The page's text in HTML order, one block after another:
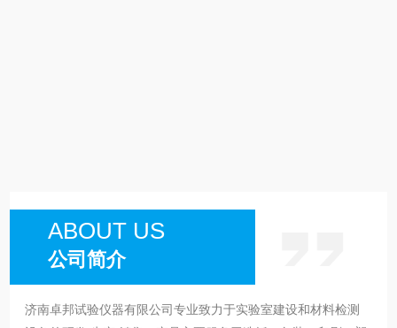
ABOUT US
公司简介
济南卓邦试验仪器有限公司专业致力于实验室建设和材料检测